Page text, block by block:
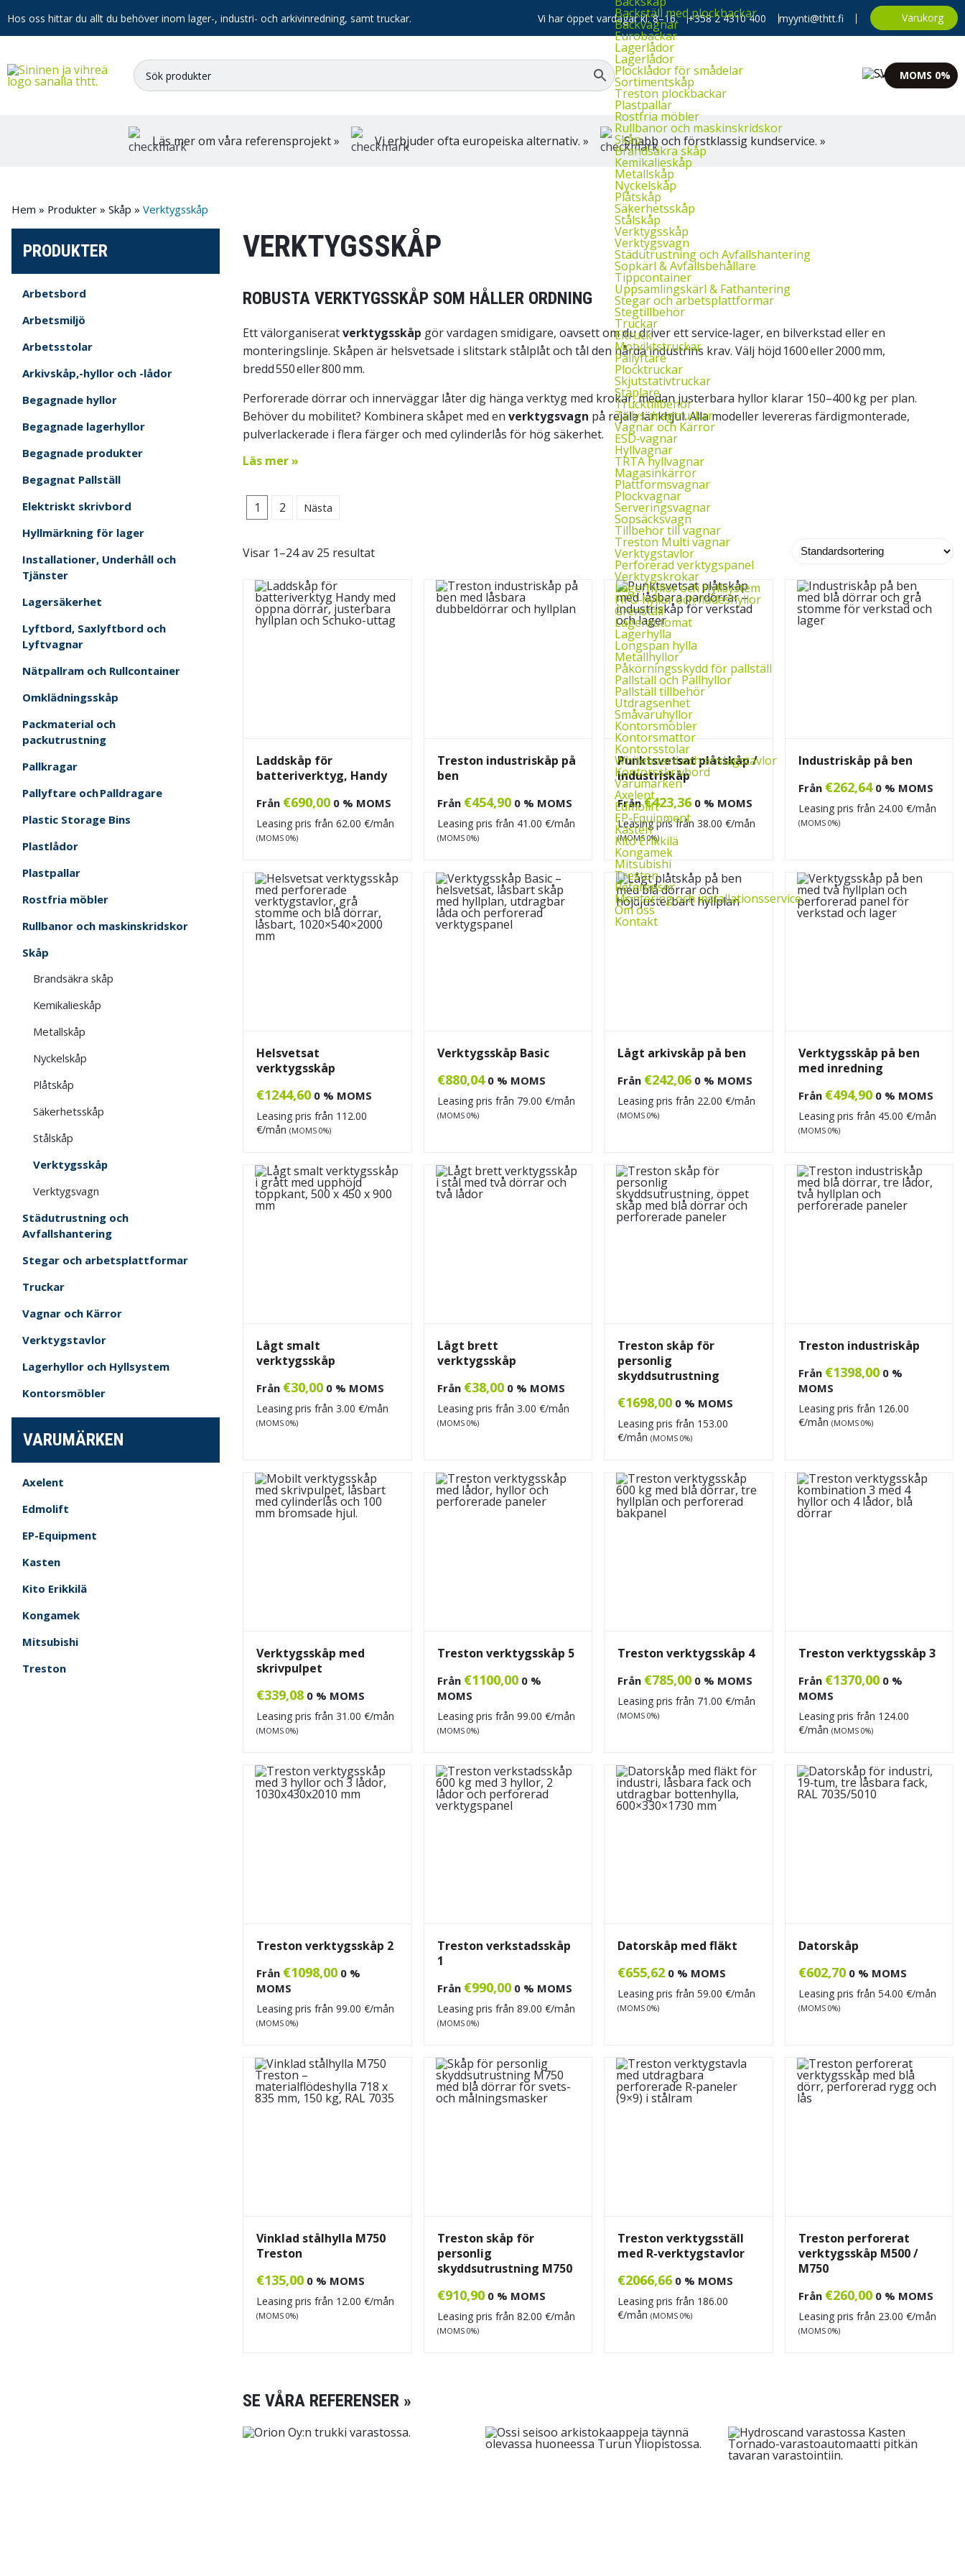
Hos oss hittar du allt du behöver inom lager-, industri- och arkivinredning, samt truckar. Vi har öppet vardagar kl. 8–16. +358 2 4310 400 myynti@thtt.fi Varukorg
Backställ med plockbackar
Backvagnar
Eurobackar
Lagerlådor
Lagerlådor
Plocklådor för smådelar
Sortimentskåp
Treston plockbackar
Plastpallar
Rostfria möbler
Rullbanor och maskinskridskor
Skåp
Brandsäkra skåp
Kemikalieskåp
Metallskåp
Nyckelskåp
Plåtskåp
Säkerhetsskåp
Stålskåp
Verktygsskåp
Verktygsvagn
Städutrustning och Avfallshantering
Sopkärl & Avfallsbehållare
Tippcontainer
Uppsamlingskärl & Fathantering
Stegar och arbetsplattformar
Stegtillbehör
Truckar
Eltruck
Motviktstruckar
Pallyftare
Plocktruckar
Skjutstativtruckar
Staplare
Trucktillbehör
Zallys dragtruckar
Vagnar och Kärror
ESD‑vagnar
Hyllvagnar
TRTA hyllvagnar
Magasinkärror
Plattformsvagnar
Plockvagnar
Serveringsvagnar
Sopsäcksvagn
Tillbehör till vagnar
Treston Multi vagnar
Verktygstavlor
Perforerad verktygspanel
Verktygskrokar
Lagerhyllor och Hyllsystem
FIFO‑hyllor och flödeshyllor
Grenställ
Lagerautomat
Lagerhylla
Longspan hylla
Metallhyllor
Påkörningsskydd för pallställ
Pallställ och Pallhyllor
Pallställ tillbehör
Utdragsenhet
Småvaruhyllor
Kontorsmöbler
Kontorsmattor
Kontorsstolar
Whiteboard och anslagstavlor
Kontorsskrivbord
Varumärken
Axelent
Edmolift
EP-Equipment
Kasten
Kito Erikkilä
Kongamek
Mitsubishi
Treston
Referenser
Montering och installationsservice
Om oss
Kontakt
MOMS 0%
Läs mer om våra referensprojekt » Vi erbjuder ofta europeiska alternativ. » Snabb och förstklassig kundservice. »
Hem » Produkter » Skåp » Verktygsskåp
PRODUKTER
Arbetsbord
Arbetsmiljö
Arbetsstolar
Arkivskåp,-hyllor och -lådor
Begagnade hyllor
Begagnade lagerhyllor
Begagnade produkter
Begagnat Pallställ
Elektriskt skrivbord
Hyllmärkning för lager
Installationer, Underhåll och
Tjänster
Lagersäkerhet
Lyftbord, Saxlyftbord och
Lyftvagnar
Nätpallram och Rullcontainer
Omklädningsskåp
Packmaterial och
packutrustning
Pallkragar
Pallyftare och Palldragare
Plastic Storage Bins
Plastlådor
Plastpallar
Rostfria möbler
Rullbanor och maskinskridskor
Skåp
Brandsäkra skåp
Kemikalieskåp
Metallskåp
Nyckelskåp
Plåtskåp
Säkerhetsskåp
Stålskåp
Verktygsskåp
Verktygsvagn
Städutrustning och
Avfallshantering
Stegar och arbetsplattformar
Truckar
Vagnar och Kärror
Verktygstavlor
Lagerhyllor och Hyllsystem
Kontorsmöbler
VARUMÄRKEN
Axelent
Edmolift
EP-Equipment
Kasten
Kito Erikkilä
Kongamek
Mitsubishi
Treston
VERKTYGSSKÅP
ROBUSTA VERKTYGSSKÅP SOM HÅLLER ORDNING
Ett välorganiseratverktygsskåp gör vardagen smidigare, oavsett om du driver ett service‑lager, en bilverkstad eller en
monteringslinje. Skåpen är helsvetsade i slitstark stålplåt och tål den hårda industrins krav. Välj höjd 1600 eller 2000 mm,
bredd 550 eller 800 mm.
Perforerade dörrar och innerväggar låter dig hänga verktyg med krokar, medan justerbara hyllor klarar 150–400 kg per plan.
Behöver du mobilitet? Kombinera skåpet med enverktygsvagn på rejäla länkhjul. Alla modeller levereras färdigmonterade,
pulverlackerade i flera färger och med cylinderlås för hög säkerhet.
Läs mer »
1 2 Nästa
Visar 1–24 av 25 resultat
Laddskåp för
batteriverktyg, Handy
Från €690,00 0 % MOMS
Leasing pris från62.00 €/mån
(MOMS 0%)
Treston industriskåp på
ben
Från €454,90 0 % MOMS
Leasing pris från 41.00 €/mån
(MOMS 0%)
Punktsvetsat plåtskåp /
industriskåp
Från€423,36 0 % MOMS
Leasing pris från38.00 €/mån
(MOMS 0%)
Industriskåp på ben
Från €262,64 0 % MOMS
Leasing pris från 24.00 €/mån
(MOMS 0%)
Helsvetsat
verktygsskåp
€1244,60 0 % MOMS
Leasing pris från 112.00
€/mån(MOMS 0%)
Verktygsskåp Basic
€880,04 0 % MOMS
Leasing pris från 79.00 €/mån
(MOMS 0%)
Lågt arkivskåp på ben
Från €242,06 0 % MOMS
Leasing pris från 22.00 €/mån
(MOMS 0%)
Verktygsskåp på ben
med inredning
Från €494,90 0 % MOMS
Leasing pris från 45.00 €/mån
(MOMS 0%)
Lågt smalt
verktygsskåp
Från €30,00 0 % MOMS
Leasing pris från3.00 €/mån
(MOMS 0%)
Lågt brett
verktygsskåp
Från €38,00 0 % MOMS
Leasing pris från 3.00 €/mån
(MOMS 0%)
Treston skåp för
personlig
skyddsutrustning
€1698,00 0 % MOMS
Leasing pris från 153.00
€/mån(MOMS 0%)
Treston industriskåp
Från €1398,00 0 %
MOMS
Leasing pris från 126.00
€/mån (MOMS 0%)
Verktygsskåp med
skrivpulpet
€339,08 0 % MOMS
Leasing pris från31.00 €/mån
(MOMS 0%)
Treston verktygsskåp 5
Från €1100,00 0 %
MOMS
Leasing pris från 99.00 €/mån
(MOMS 0%)
Treston verktygsskåp 4
Från €785,00 0 % MOMS
Leasing pris från 71.00 €/mån
(MOMS 0%)
Treston verktygsskåp 3
Från €1370,00 0 %
MOMS
Leasing pris från 124.00
€/mån (MOMS 0%)
Treston verktygsskåp 2
Från €1098,00 0 %
MOMS
Leasing pris från99.00 €/mån
(MOMS 0%)
Treston verkstadsskåp
1
Från €990,00 0 % MOMS
Leasing pris från 89.00 €/mån
(MOMS 0%)
Datorskåp med fläkt
€655,62 0 % MOMS
Leasing pris från59.00 €/mån
(MOMS 0%)
Datorskåp
€602,70 0 % MOMS
Leasing pris från 54.00 €/mån
(MOMS 0%)
Vinklad stålhylla M750
Treston
€135,00 0 % MOMS
Leasing pris från 12.00 €/mån
(MOMS 0%)
Treston skåp för
personlig
skyddsutrustning M750
€910,90 0 % MOMS
Leasing pris från 82.00 €/mån
(MOMS 0%)
Treston verktygsställ
med R-verktygstavlor
€2066,66 0 % MOMS
Leasing pris från 186.00
€/mån(MOMS 0%)
Treston perforerat
verktygsskåp M500 /
M750
Från €260,00 0 % MOMS
Leasing pris från 23.00 €/mån
(MOMS 0%)
SE VÅRA REFERENSER »